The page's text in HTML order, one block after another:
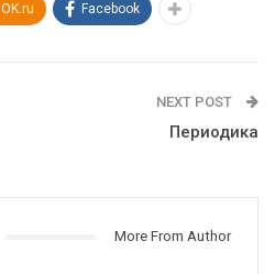
OK.ru Facebook
NEXT POST
Периодика
More From Author